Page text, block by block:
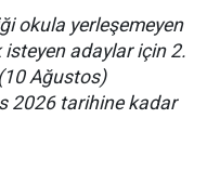
okula yerleşemeyen
adaylar için 2.
Ağustos)
2026 tarihine kadar